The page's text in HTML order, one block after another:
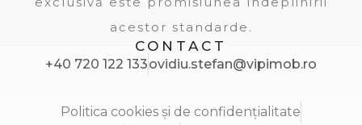
acestor standarde.
CONTACT
+40 720 122 133ovidiu.stefan@vipimob.ro
Politica cookies și de confidențialitate